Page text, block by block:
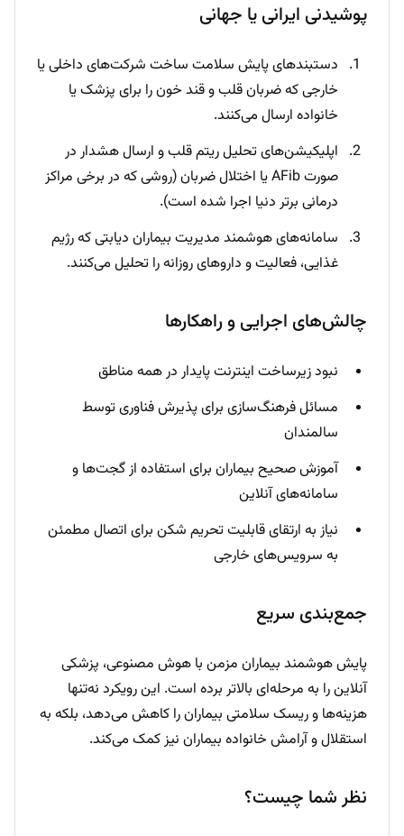
پوشیدنی ایرانی یا جهانی
دستبندهای پایش سلامت ساخت شرکت‌های داخلی یا
خارجی که ضربان قلب و قند خون را برای پزشک یا
خانواده ارسال می‌کنند.
اپلیکیشن‌های تحلیل ریتم قلب و ارسال هشدار در
صورت AFib یا اختلال ضربان (روشی که در برخی مراکز
درمانی برتر دنیا اجرا شده است).
سامانه‌های هوشمند مدیریت بیماران دیابتی که رژیم
غذایی، فعالیت و داروهای روزانه را تحلیل می‌کنند.
چالش‌های اجرایی و راهکارها
نبود زیرساخت اینترنت پایدار در همه مناطق
مسائل فرهنگ‌سازی برای پذیرش فناوری توسط
سالمندان
آموزش صحیح بیماران برای استفاده از گجت‌ها و
سامانه‌های آنلاین
نیاز به ارتقای قابلیت تحریم شکن برای اتصال مطمئن
به سرویس‌های خارجی
جمع‌بندی سریع
پایش هوشمند بیماران مزمن با هوش مصنوعی، پزشکی
آنلاین را به مرحله‌ای بالاتر برده است. این رویکرد نه‌تنها
هزینه‌ها و ریسک سلامتی بیماران را کاهش می‌دهد، بلکه به
استقلال و آرامش خانواده‌ بیماران نیز کمک می‌کند.
نظر شما چیست؟